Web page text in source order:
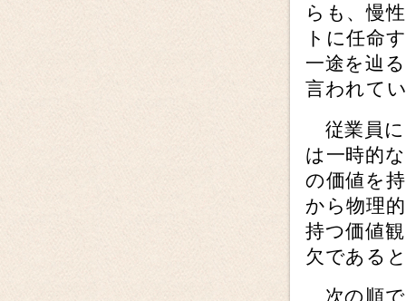
らも、慢
トに任命
一途を辿
言われて
従業員に
は一時的
の価値を
から物理
持つ価値
欠である
次の順で